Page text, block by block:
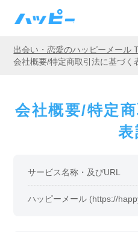
出会い・恋愛のハッピーメール
会社概要/特定商取引法に基づく
会社概要/特定
表
サービス名称・及びURL
ハッピーメール (https://